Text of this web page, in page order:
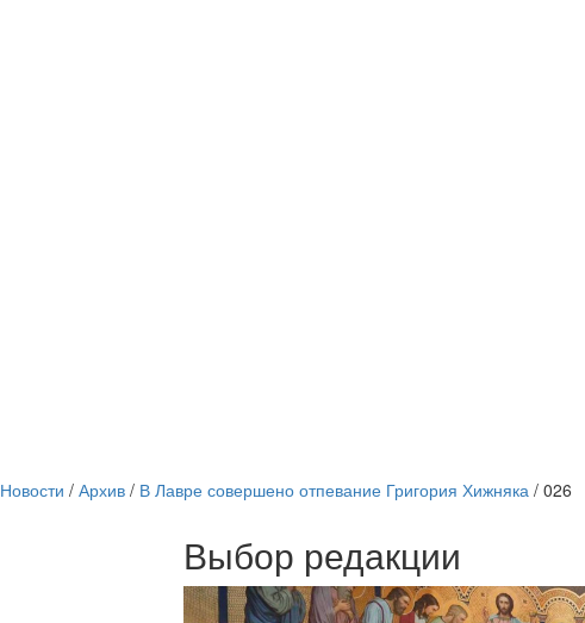
Онлайн трансляции
Веб-камеры
12 сентября 2015Название трансляции
Новости / Архив/ В Лавре совершено отпевание Григория Хижняка/ 026
Выбор редакции